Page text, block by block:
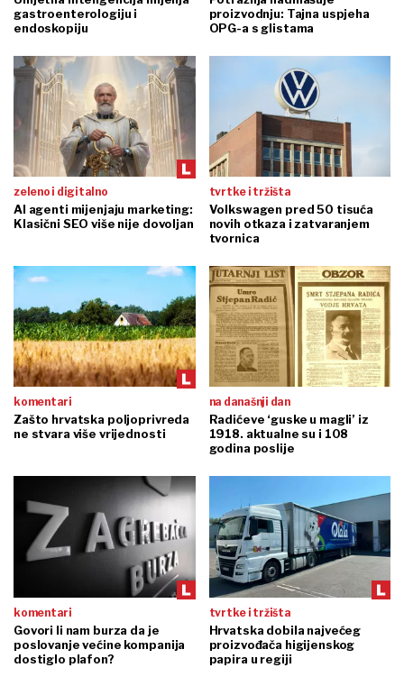
gastroenterologiju i
endoskopiju
proizvodnju: Tajna uspjeha
OPG-a s glistama
zeleno i digitalno
AI agenti mijenjaju marketing:
Klasični SEO više nije dovoljan
tvrtke i tržišta
Volkswagen pred 50 tisuća
novih otkaza i zatvaranjem
tvornica
komentari
Zašto hrvatska poljoprivreda
ne stvara više vrijednosti
na današnji dan
Radićeve ‘guske u magli’ iz
1918. aktualne su i 108
godina poslije
komentari
Govori li nam burza da je
poslovanje većine kompanija
dostiglo plafon?
tvrtke i tržišta
Hrvatska dobila najvećeg
proizvođača higijenskog
papira u regiji